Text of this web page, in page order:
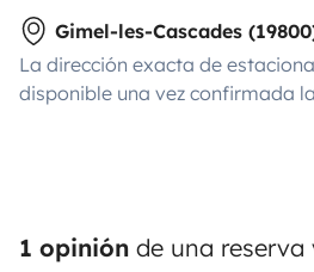
Gimel-les-Cascades
La dirección exacta de
disponible una vez confirmada
1 opinión de una